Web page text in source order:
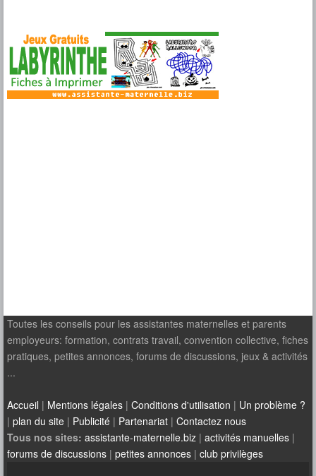
Toutes les conseils pour les assistantes maternelles et parents
employeurs: formation, contrats travail, convention collective, fiches
pratiques, petites annonces, forums de discussions, jeux & activités
...
Accueil | Mentions légales | Conditions d'utilisation | Un problème ?
| plan du site | Publicité | Partenariat | Contactez nous
Tous nos sites: assistante-maternelle.biz | activités manuelles |
forums de discussions | petites annonces | club privilèges